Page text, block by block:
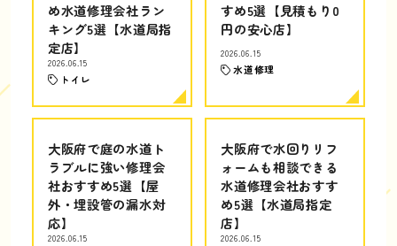
め水道修理会社ラン
キング5選【水道局指
定店】
2026.06.15
トイレ
すめ5選【見積もり0
円の安心店】
2026.06.15
水道修理
大阪府で庭の水道ト
ラブルに強い修理会
社おすすめ5選【屋
外・埋設管の漏水対
応】
2026.06.15
大阪府で水回りリフ
ォームも相談できる
水道修理会社おすす
め5選【水道局指定
店】
2026.06.15